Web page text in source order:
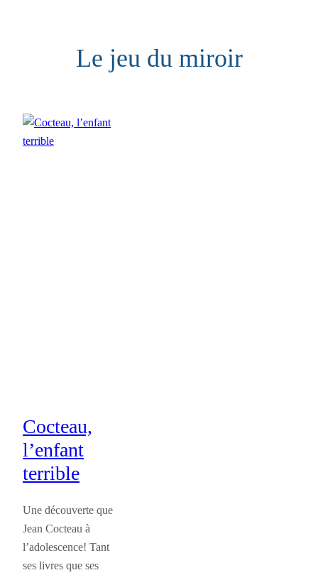
Le jeu du miroir
Cocteau,
l’enfant
terrible
Une découverte que
Jean Cocteau à
l’adolescence! Tant
ses livres que ses